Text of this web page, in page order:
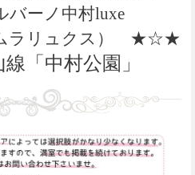
ーノ中村luxe
ムラリュクス） ★☆★
「中村公園」